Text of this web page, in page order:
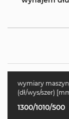
wymiary
(dł/wys/szer)
1300/1010/500